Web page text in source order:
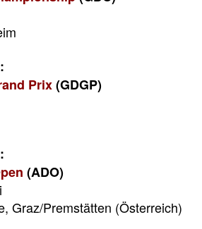
Prix(GDGP)
(ADO)
Graz/Premstätten (Österreich)